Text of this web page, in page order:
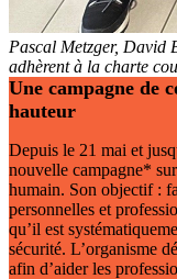
Pascal Metzger, David
adhèrent à la charte
Une campagne de
hauteur
Depuis le 21 mai et
nouvelle campagne*
humain. Son objectif :
personnelles et
qu’il est
sécurité. L’organisme
afin d’aider les